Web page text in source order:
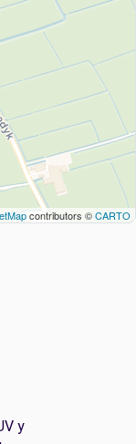
contributors ©CARTO
y